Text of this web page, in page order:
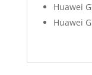
Huawei
Huawei